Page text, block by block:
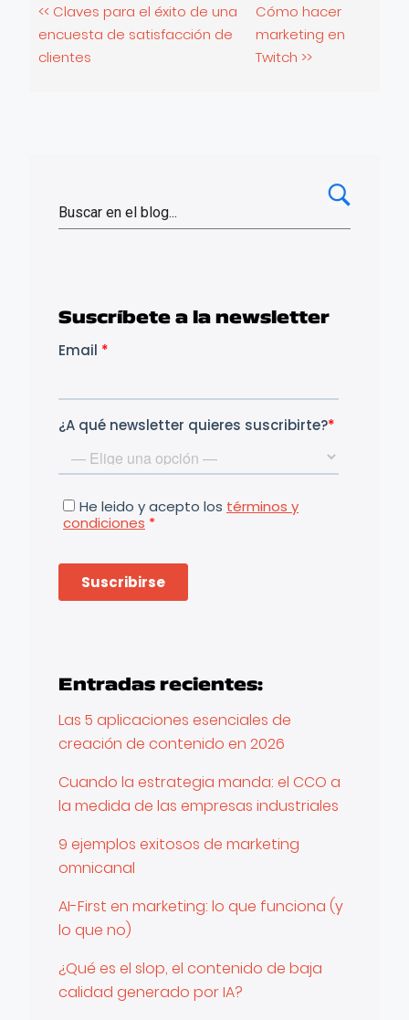
<< Claves para el éxito de una
encuesta de satisfacción de
clientes
Cómo hacer
marketing en
Twitch >>
Suscríbete a la newsletter
Entradas recientes:
Las 5 aplicaciones esenciales de
creación de contenido en 2026
Cuando la estrategia manda: el CCO a
la medida de las empresas industriales
9 ejemplos exitosos de marketing
omnicanal
AI-First en marketing: lo que funciona (y
lo que no)
¿Qué es el slop, el contenido de baja
calidad generado por IA?